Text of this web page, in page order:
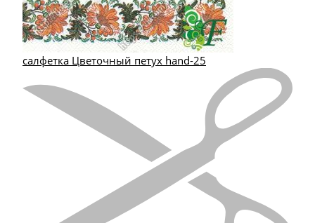
салфетка Цветочный петух hand-25